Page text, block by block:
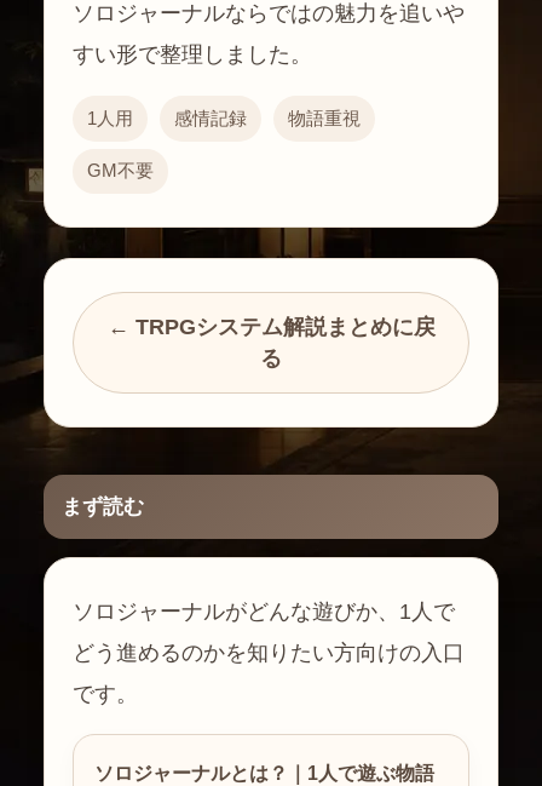
ソロジャーナルならではの魅力を追いや
すい形で整理しました。
1人用 感情記録 物語重視
GM不要
← TRPGシステム解説まとめに戻
る
まず読む
ソロジャーナルがどんな遊びか、1人で
どう進めるのかを知りたい方向けの入口
です。
ソロジャーナルとは？｜1人で遊ぶ物語